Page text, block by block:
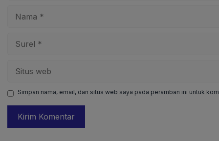
Simpan nama, email, dan situs web saya pada peramban ini untuk